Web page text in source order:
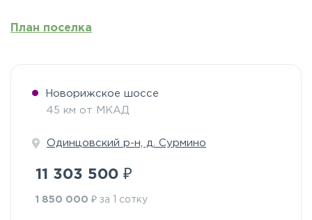
План поселка
Новорижское шоссе
45 км от МКАД
Одинцовский р-н, д. Сурмино
11 303 500 ₽
1 850 000 ₽ за 1 сотку